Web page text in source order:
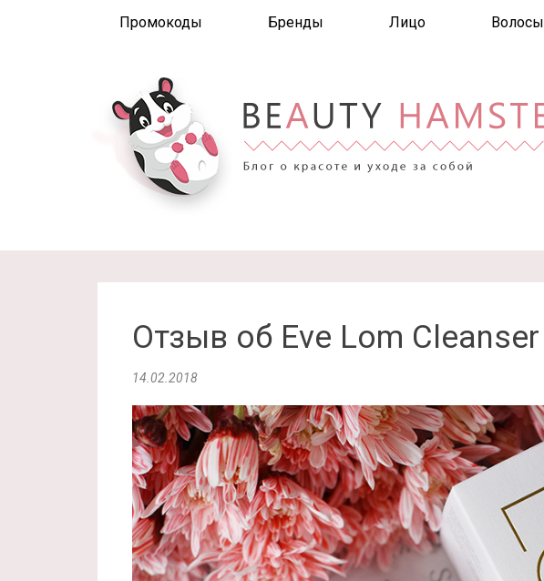
Промокоды Бренды Лицо Волосы
Отзыв об Eve Lom Cleanser
14.02.2018